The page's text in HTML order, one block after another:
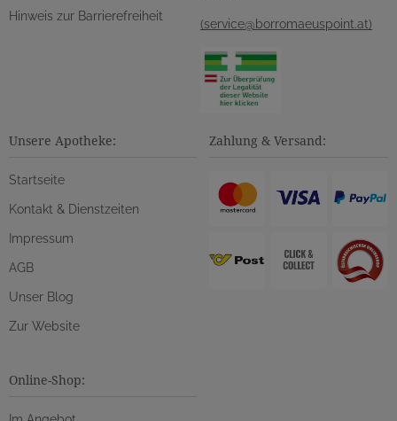
Hinweis zur Barrierefreiheit
(service@borromaeuspoint.at)
Unsere Apotheke:
Startseite
Kontakt & Dienstzeiten
Impressum
AGB
Unser Blog
Zur Website
Zahlung & Versand:
Online-Shop: